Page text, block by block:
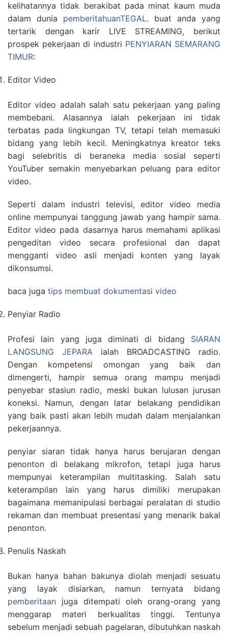
kelihatannya tidak berakibat pada minat kaum muda
dalam dunia pemberitahuanTEGAL. buat anda yang
tertarik dengan karir LIVE STREAMING, berikut
prospek pekerjaan di industri PENYIARAN SEMARANG
TIMUR:
Editor Video
Editor video adalah salah satu pekerjaan yang paling
membebani. Alasannya ialah pekerjaan ini tidak
terbatas pada lingkungan TV, tetapi telah memasuki
bidang yang lebih kecil. Meningkatnya kreator teks
bagi selebritis di beraneka media sosial seperti
YouTuber semakin menyebarkan peluang para editor
video.
Seperti dalam industri televisi, editor video media
online mempunyai tanggung jawab yang hampir sama.
Editor video pada dasarnya harus memahami aplikasi
pengeditan video secara profesional dan dapat
mengganti video asli menjadi konten yang layak
dikonsumsi.
baca juga tips membuat dokumentasi video
Penyiar Radio
Profesi lain yang juga diminati di bidang SIARAN
LANGSUNG JEPARA ialah BROADCASTING radio.
Dengan kompetensi omongan yang baik dan
dimengerti, hampir semua orang mampu menjadi
penyebar stasiun radio, meski bukan lulusan jurusan
koneksi. Namun, dengan latar belakang pendidikan
yang baik pasti akan lebih mudah dalam menjalankan
pekerjaannya.
penyiar siaran tidak hanya harus berujaran dengan
penonton di belakang mikrofon, tetapi juga harus
mempunyai keterampilan multitasking. Salah satu
keterampilan lain yang harus dimiliki merupakan
bagaimana memanipulasi berbagai peralatan di studio
rekaman dan membuat presentasi yang menarik bakal
penonton.
Penulis Naskah
Bukan hanya bahan bakunya diolah menjadi sesuatu
yang layak disiarkan, namun ternyata bidang
pemberitaan juga ditempati oleh orang-orang yang
menggarap materi berkualitas tinggi. Tentunya
sebelum menjadi sebuah pagelaran, dibutuhkan naskah